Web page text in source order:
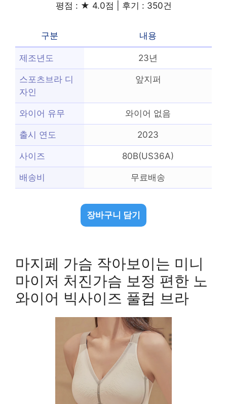
평점 : ★ 4.0점 | 후기 : 350건
구분 내용
제조년도 23년
스포츠브라 디
자인
앞지퍼
와이어 유무 와이어 없음
출시 연도 2023
사이즈 80B(US36A)
배송비 무료배송
장바구니 담기
마지페 가슴 작아보이는 미니
마이저 처진가슴 보정 편한 노
와이어 빅사이즈 풀컵 브라